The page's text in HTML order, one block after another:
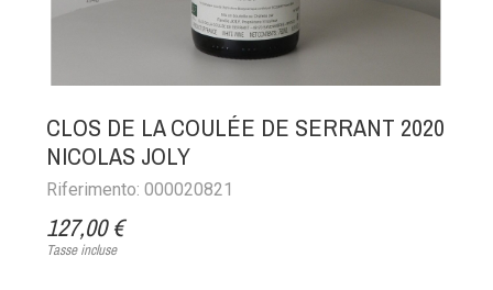
CLOS DE LA COULÉE DE SERRANT 2020
NICOLAS JOLY
Riferimento: 000020821
127,00 €
Tasse incluse